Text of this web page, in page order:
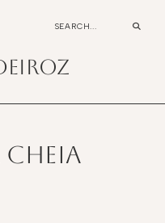
cheia